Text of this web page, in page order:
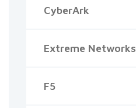
CyberArk
Extreme Networks
F5